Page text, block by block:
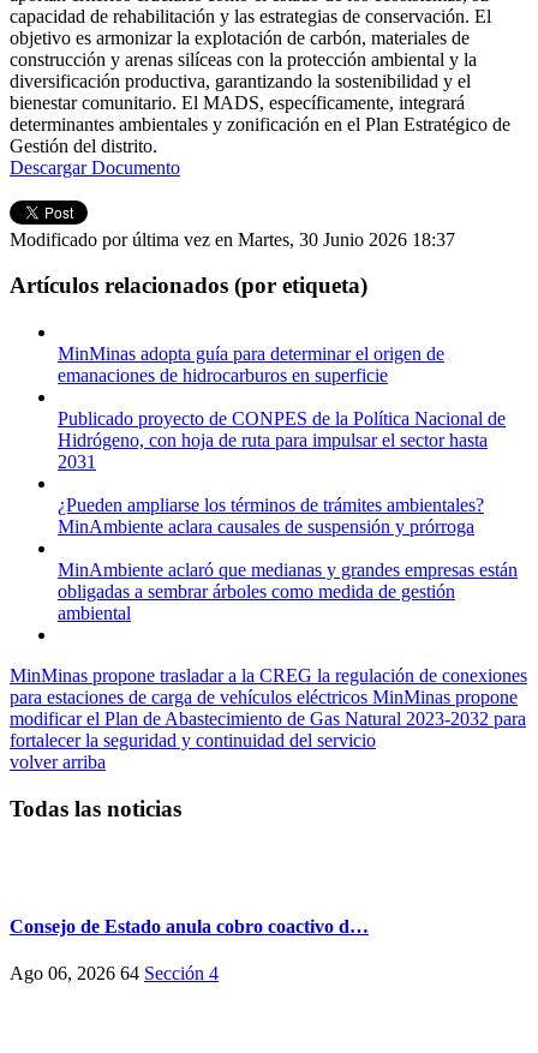
capacidad de rehabilitación y las estrategias de conservación. El
objetivo es armonizar la explotación de carbón, materiales de
construcción y arenas silíceas con la protección ambiental y la
diversificación productiva, garantizando la sostenibilidad y el
bienestar comunitario. El MADS, específicamente, integrará
determinantes ambientales y zonificación en el Plan Estratégico de
Gestión del distrito.
Descargar Documento
Modificado por última vez en Martes, 30 Junio 2026 18:37
Artículos relacionados (por etiqueta)
MinMinas adopta guía para determinar el origen de
emanaciones de hidrocarburos en superficie
Publicado proyecto de CONPES de la Política Nacional de
Hidrógeno, con hoja de ruta para impulsar el sector hasta
2031
¿Pueden ampliarse los términos de trámites ambientales?
MinAmbiente aclara causales de suspensión y prórroga
MinAmbiente aclaró que medianas y grandes empresas están
obligadas a sembrar árboles como medida de gestión
ambiental
MinMinas propone trasladar a la CREG la regulación de conexiones
para estaciones de carga de vehículos eléctricos MinMinas propone
modificar el Plan de Abastecimiento de Gas Natural 2023-2032 para
fortalecer la seguridad y continuidad del servicio
volver arriba
Todas las noticias
Consejo de Estado anula cobro coactivo d…
Ago 06, 2026 64 Sección 4